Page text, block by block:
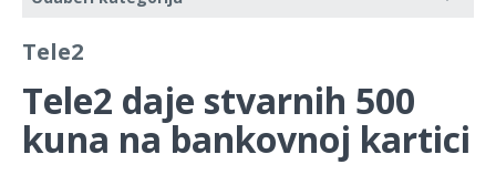
Tele2
Tele2 daje stvarnih 500
kuna na bankovnoj kartici